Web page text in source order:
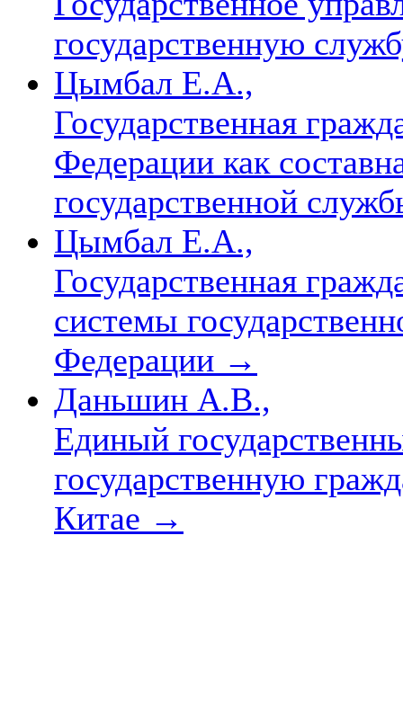
государственную
Цымбал Е.А.,
Государственная
Федерации как
государственной
Цымбал Е.А.,
Государственная
системы
Федерации →
Даньшин А.В.,
Единый
государственную
Китае →